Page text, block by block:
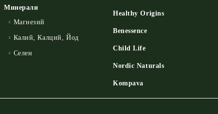
Минерали
Магнезий
Калий, Калций, Йод
Селен
Healthy Origins
Benessence
Child Life
Nordic Naturals
Kompava